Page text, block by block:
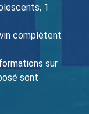
1
complètent
sur
sont